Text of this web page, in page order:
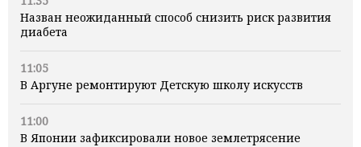
Назван неожиданный способ снизить риск развития
диабета
11:05
В Аргуне ремонтируют Детскую школу искусств
11:00
В Японии зафиксировали новое землетрясение